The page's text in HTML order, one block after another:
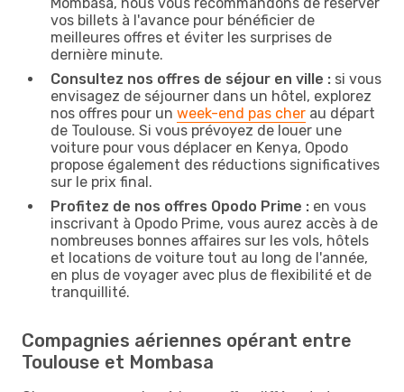
vos billets à l'avance pour bénéficier de
meilleures offres et éviter les surprises de
dernière minute.
Consultez nos offres de séjour en ville : si vous
envisagez de séjourner dans un hôtel, explorez
nos offres pour un week-end pas cher au départ
de Toulouse. Si vous prévoyez de louer une
voiture pour vous déplacer en Kenya, Opodo
propose également des réductions significatives
sur le prix final.
Profitez de nos offres Opodo Prime : en vous
inscrivant à Opodo Prime, vous aurez accès à de
nombreuses bonnes affaires sur les vols, hôtels
et locations de voiture tout au long de l'année,
en plus de voyager avec plus de flexibilité et de
tranquillité.
Compagnies aériennes opérant entre
Toulouse et Mombasa